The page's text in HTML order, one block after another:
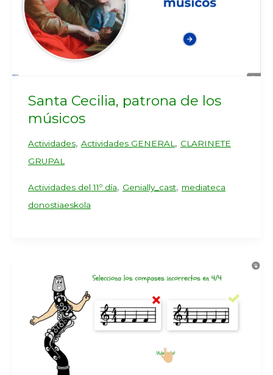
Santa Cecilia, patrona de los
músicos
Actividades, Actividades GENERAL , CLARINETE
GRUPAL
Actividades del 11º día, Genially_cast, mediateca
donostiaeskola